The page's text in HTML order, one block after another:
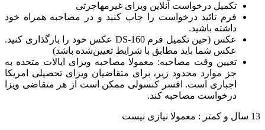
تکمیل درخواست آنلاین ویزای غیرمهاجرتی
فرم تائید درخواست را چاپ کنید و در مصاحبه همراه خود
داشته باشید.
عکس (حین تکمیل فرم DS-160 عکس خود را بارگذاری کنید.
عکس شما باید مطابق با شرایط تعیین‌شده باشد)
تعیین وقت مصاحبه: معمولا مصاحبه ویزای ایالات متحده به
جز موارد محدود زیر، برای متقاضیان ویزای تحصیلی امریکا
اجباری است. افسر کنسولی ممکن است از هر متقاضی ویزا
درخواست مصاحبه کند.
13 سال و کمتر : معمولا نیازی نیست